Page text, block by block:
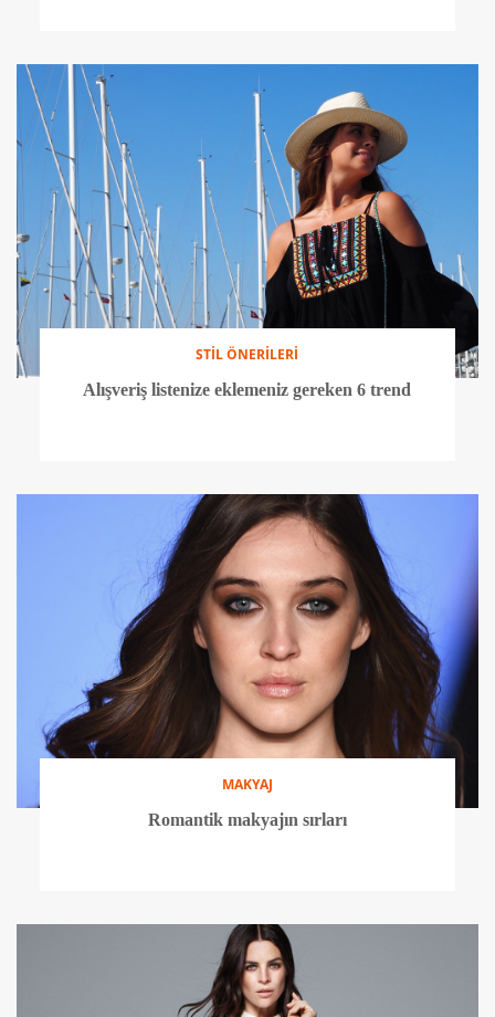
STİL ÖNERİLERİ
Alışveriş listenize eklemeniz gereken 6 trend
MAKYAJ
Romantik makyajın sırları